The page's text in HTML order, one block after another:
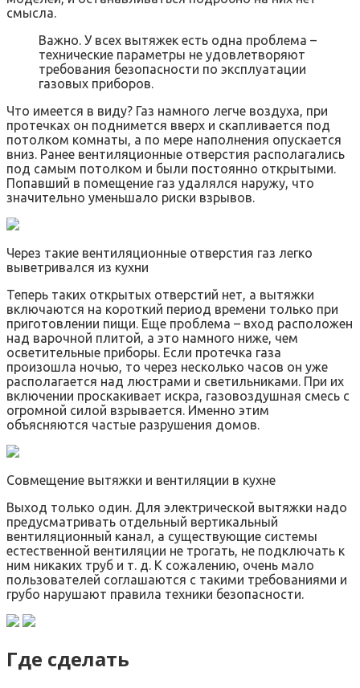
смысла.
Важно. У всех вытяжек есть одна проблема –
технические параметры не удовлетворяют
требования безопасности по эксплуатации
газовых приборов.
Что имеется в виду? Газ намного легче воздуха, при
протечках он поднимется вверх и скапливается под
потолком комнаты, а по мере наполнения опускается
вниз. Ранее вентиляционные отверстия располагались
под самым потолком и были постоянно открытыми.
Попавший в помещение газ удалялся наружу, что
значительно уменьшало риски взрывов.
Через такие вентиляционные отверстия газ легко
выветривался из кухни
Теперь таких открытых отверстий нет, а вытяжки
включаются на короткий период времени только при
приготовлении пищи. Еще проблема – вход расположен
над варочной плитой, а это намного ниже, чем
осветительные приборы. Если протечка газа
произошла ночью, то через несколько часов он уже
располагается над люстрами и светильниками. При их
включении проскакивает искра, газовоздушная смесь с
огромной силой взрывается. Именно этим
объясняются частые разрушения домов.
Совмещение вытяжки и вентиляции в кухне
Выход только один. Для электрической вытяжки надо
предусматривать отдельный вертикальный
вентиляционный канал, а существующие системы
естественной вентиляции не трогать, не подключать к
ним никаких труб и т. д. К сожалению, очень мало
пользователей соглашаются с такими требованиями и
грубо нарушают правила техники безопасности.
Где сделать